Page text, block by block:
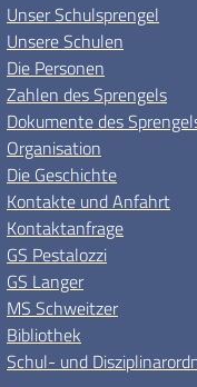
Unser Schulsprengel
Unsere Schulen
Die Personen
Zahlen des Sprengels
Dokumente des
Organisation
Die Geschichte
Kontakte und Anfahrt
Kontaktanfrage
GS Pestalozzi
GS Langer
MS Schweitzer
Bibliothek
Schul- und